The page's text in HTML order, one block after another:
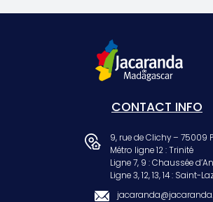
CONTACT INFO
9, rue de Clichy – 75009
Métro ligne 12 : Trinité
Ligne 7, 9 : Chaussée
Ligne 3, 12, 13, 14 : Saint-